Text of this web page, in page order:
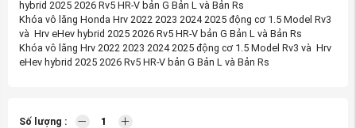
hybrid 2025 2026 Rv5 HR-V bản G Bản L và Bản Rs
Khóa vô lăng Honda Hrv 2022 2023 2024 2025 động cơ 1.5 Model Rv3
và Hrv eHev hybrid 2025 2026 Rv5 HR-V bản G Bản L và Bản Rs
Khóa vô lăng Hrv 2022 2023 2024 2025 động cơ 1.5 Model Rv3 và Hrv
eHev hybrid 2025 2026 Rv5 HR-V bản G Bản L và Bản Rs
Số lượng :